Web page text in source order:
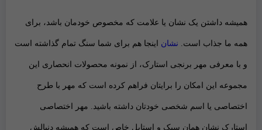
همیشه داشتن یک نشان یا علامت که مخصوص خودمان باشد، برای
همه ما جذاب است. نشان اینجا هم برای شما سنگ تمام گذاشته است
و با معرفی مهر برنجی استارک، از نمونه محصولات انحصاری این
مجموعه این امکان را برایتان فراهم کرده است که مهر با طرح
اختصاصی یا اسم شخصی خودتان داشته باشید. مهر اختصاصی
استارک نشان همان سبک و استایل خاص است که همیشه دنبالش